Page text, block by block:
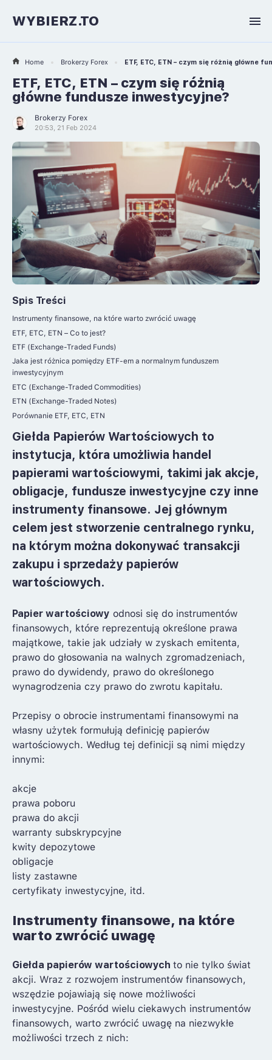
WYBIERZ.TO
Home Brokerzy Forex ETF, ETC, ETN – czym się różnią główne
ETF, ETC, ETN – czym się różnią
główne fundusze inwestycyjne?
Brokerzy Forex
20:53, 21 Feb 2024
Spis Treści
Instrumenty finansowe, na które warto zwrócić uwagę
ETF, ETC, ETN – Co to jest?
ETF (Exchange-Traded Funds)
Jaka jest różnica pomiędzy ETF-em a normalnym funduszem
inwestycyjnym
ETC (Exchange-Traded Commodities)
ETN (Exchange-Traded Notes)
Porównanie ETF, ETC, ETN
Giełda Papierów Wartościowych to
instytucja, która umożliwia handel
papierami wartościowymi, takimi jak akcje,
obligacje, fundusze inwestycyjne czy inne
instrumenty finansowe. Jej głównym
celem jest stworzenie centralnego rynku,
na którym można dokonywać transakcji
zakupu i sprzedaży papierów
wartościowych.
Papier wartościowy odnosi się do instrumentów
finansowych, które reprezentują określone prawa
majątkowe, takie jak udziały w zyskach emitenta,
prawo do głosowania na walnych zgromadzeniach,
prawo do dywidendy, prawo do określonego
wynagrodzenia czy prawo do zwrotu kapitału.
Przepisy o obrocie instrumentami finansowymi na
własny użytek formułują definicję papierów
wartościowych. Według tej definicji są nimi między
innymi:
akcje
prawa poboru
prawa do akcji
warranty subskrypcyjne
kwity depozytowe
obligacje
listy zastawne
certyfikaty inwestycyjne, itd.
Instrumenty finansowe, na które
warto zwrócić uwagę
Giełda papierów wartościowych to nie tylko świat
akcji. Wraz z rozwojem instrumentów finansowych,
wszędzie pojawiają się nowe możliwości
inwestycyjne. Pośród wielu ciekawych instrumentów
finansowych, warto zwrócić uwagę na niezwykłe
możliwości trzech z nich: